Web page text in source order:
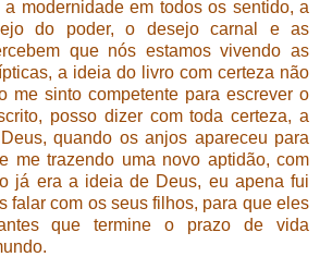
modernidade em todos os sentido, a
do poder, o desejo carnal e as
que nós estamos vivendo as
a ideia do livro com certeza não
me sinto competente para escrever o
posso dizer com toda certeza, a
quando os anjos apareceu para
me trazendo uma novo aptidão, com
já era a ideia de Deus, eu apena fui
falar com os seus filhos, para que eles
que termine o prazo de vida